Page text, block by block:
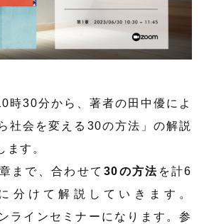
時30分から、著者の田中優によ
社会を変える30の方法」の解説
ます。
まで、合わせて 30の方法 を計6
分けて解説していきます。
ラインセミナーになります。参